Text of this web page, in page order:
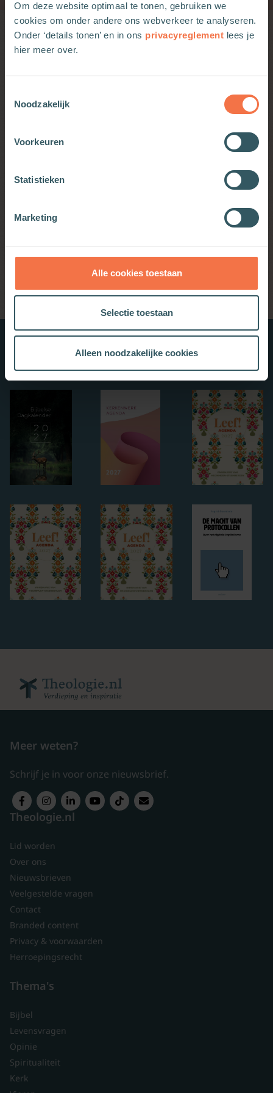
Om deze website optimaal te tonen, gebruiken we
cookies om onder andere ons webverkeer te analyseren.
Onder ‘details tonen’ en in ons privacyreglement lees je
hier meer over.
Noodzakelijk
Voorkeuren
Statistieken
Marketing
Alle cookies toestaan
Selectie toestaan
Alleen noodzakelijke cookies
Wellicht ook interessant
Recensie over Luisteren. Klein kompas
Meditatie 3 Mariamomenten: Ware
Nieuwe boeken
Meer weten?
Schrijf je in voor onze nieuwsbrief.
Theologie.nl
Lid worden
Over ons
Nieuwsbrieven
Veelgestelde vragen
Contact
Branded content
Privacy & voorwaarden
Herroepingsrecht
Thema's
Bijbel
Levensvragen
Opinie
Spiritualiteit
Kerk